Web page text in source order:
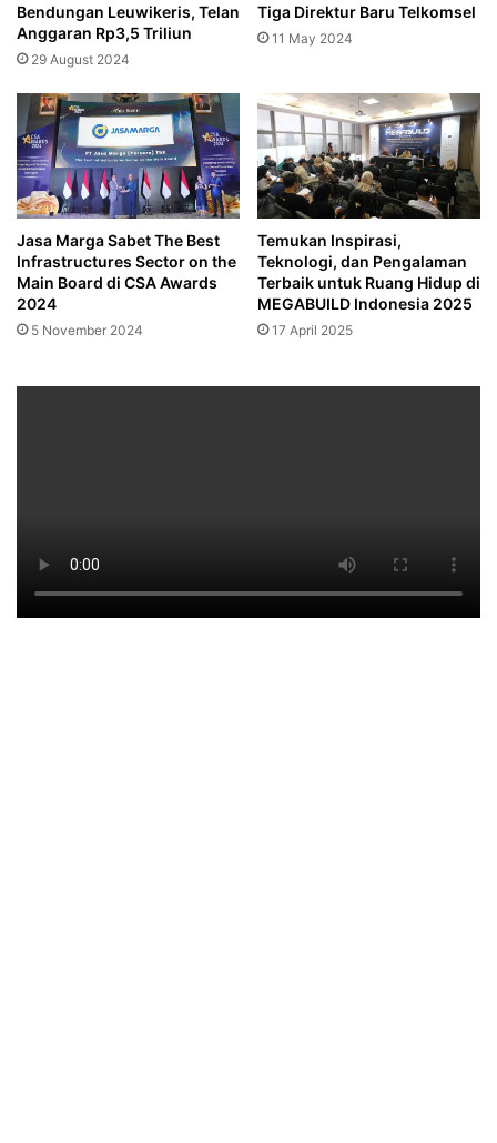
Bendungan Leuwikeris, Telan
Anggaran Rp3,5 Triliun
29 August 2024
Tiga Direktur Baru Telkomsel
11 May 2024
Jasa Marga Sabet The Best
Infrastructures Sector on the
Main Board di CSA Awards
2024
5 November 2024
Temukan Inspirasi,
Teknologi, dan Pengalaman
Terbaik untuk Ruang Hidup di
MEGABUILD Indonesia 2025
17 April 2025